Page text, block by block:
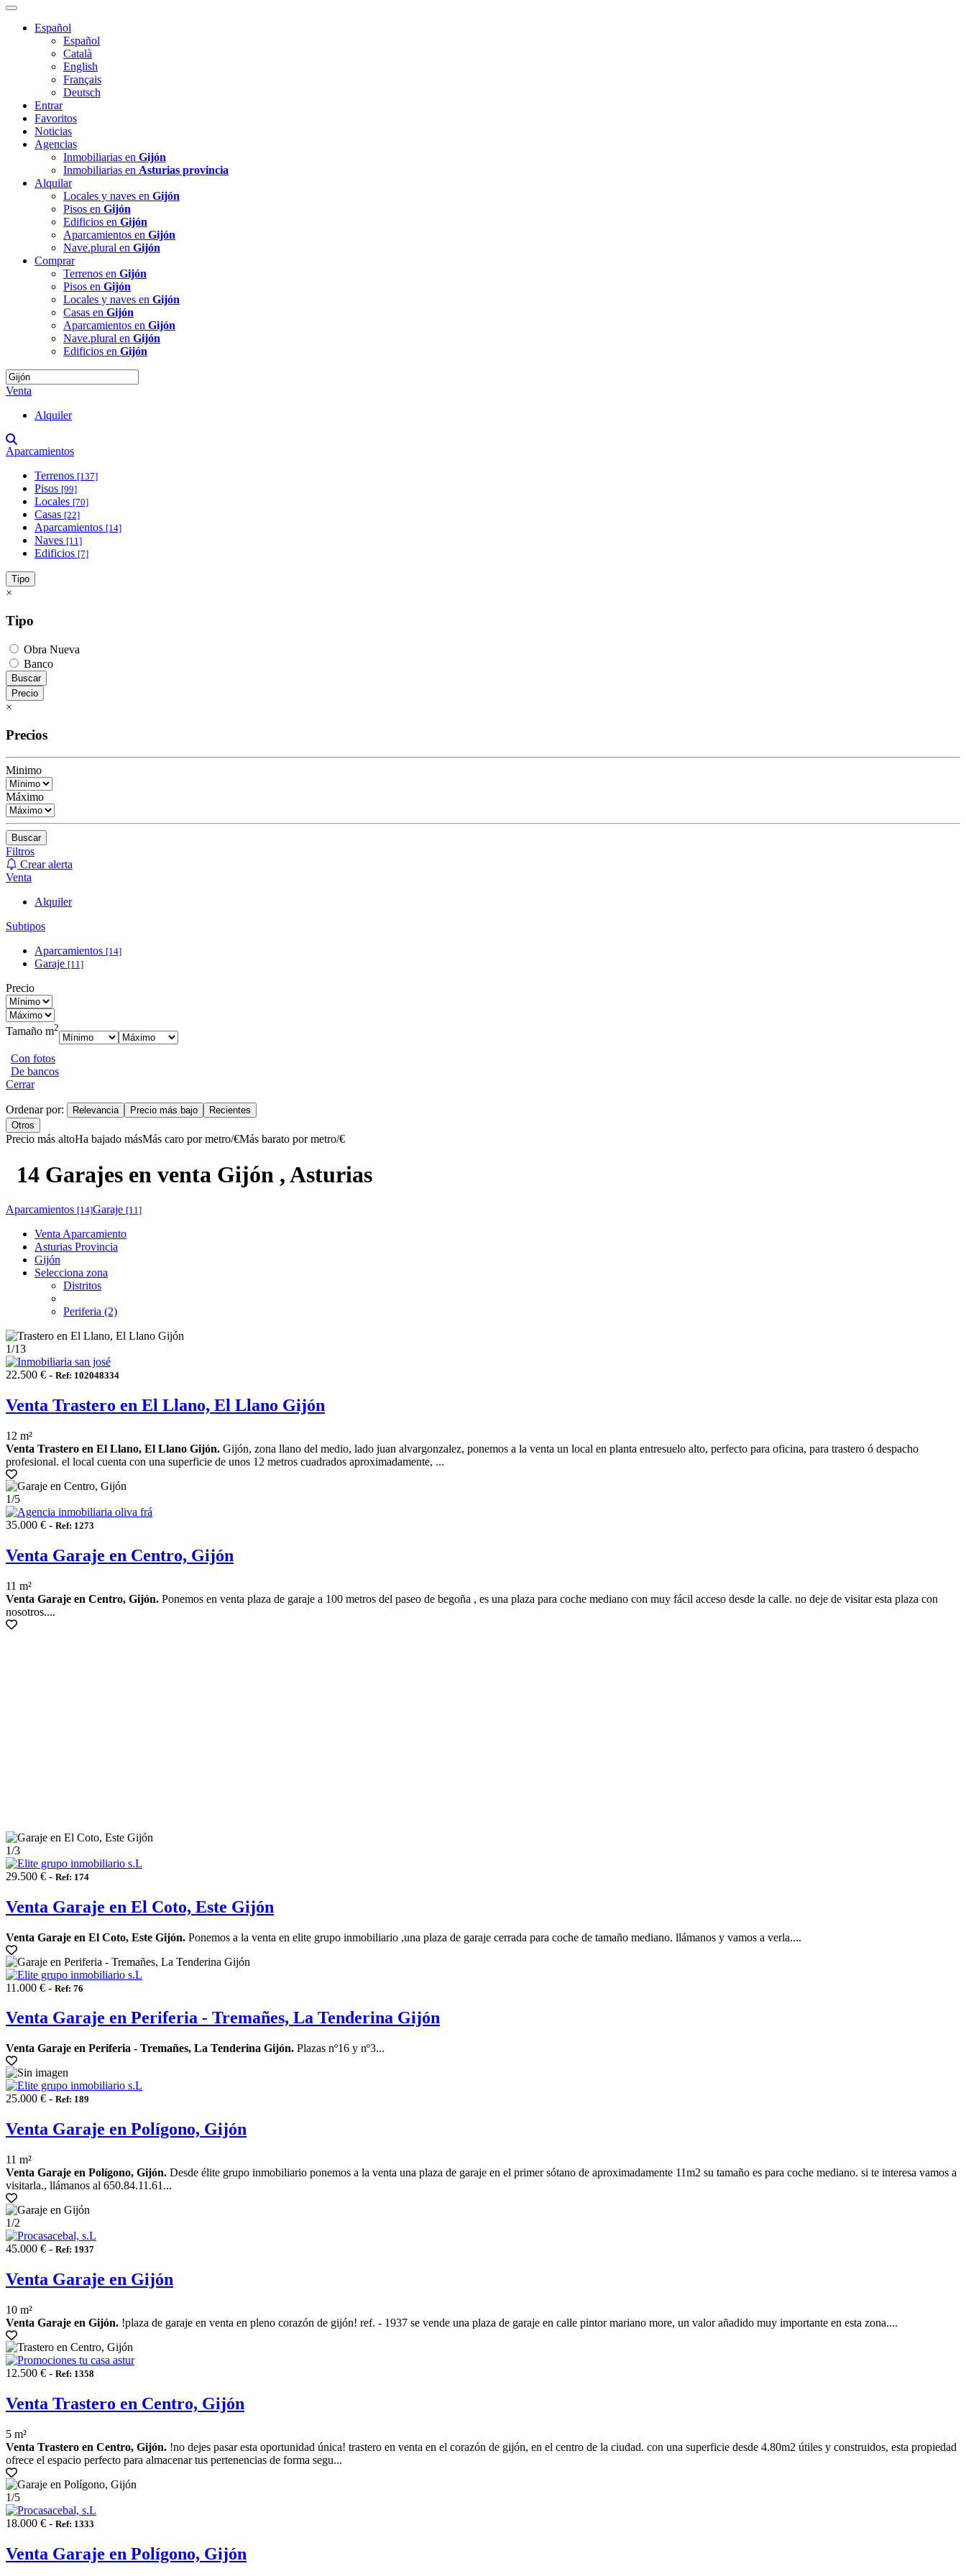
Español
Español
Català
English
Français
Deutsch
Entrar
Favoritos
Noticias
Agencias
Inmobiliarias en Gijón
Inmobiliarias en Asturias provincia
Alquilar
Locales y naves en Gijón
Pisos en Gijón
Edificios en Gijón
Aparcamientos en Gijón
Nave.plural en Gijón
Comprar
Terrenos en Gijón
Pisos en Gijón
Locales y naves en Gijón
Casas en Gijón
Aparcamientos en Gijón
Nave.plural en Gijón
Edificios en Gijón
Venta
Alquiler
Aparcamientos
Terrenos [137]
Pisos [99]
Locales [70]
Casas [22]
Aparcamientos [14]
Naves [11]
Edificios [7]
Tipo
×
Tipo
Obra Nueva
Banco
Buscar
Precio
×
Precios
Minimo
Máximo
Buscar
Filtros
Crear alerta
Venta
Alquiler
Subtipos
Aparcamientos [14]
Garaje [11]
Precio
Tamaño m2
Con fotos
De bancos
Cerrar
Ordenar por: Relevancia Precio más bajo
Recientes
Otros
Precio más altoHa bajado másMás caro por metro/€Más barato por metro/€
14 Garajes en venta Gijón , Asturias
Aparcamientos [14]Garaje [11]
Venta Aparcamiento
Asturias Provincia
Gijón
Selecciona zona
Distritos
Periferia (2)
1/13
22.500 € - Ref: 102048334
Venta Trastero en El Llano, El Llano Gijón
12 m²
Venta Trastero en El Llano, El Llano Gijón. Gijón, zona llano del medio, lado juan alvargonzalez, ponemos a la venta un local en planta entresuelo alto, perfecto para oficina, para trastero ó despacho
profesional. el local cuenta con una superficie de unos 12 metros cuadrados aproximadamente, ...
1/5
35.000 € - Ref: 1273
Venta Garaje en Centro, Gijón
11 m²
Venta Garaje en Centro, Gijón. Ponemos en venta plaza de garaje a 100 metros del paseo de begoña , es una plaza para coche mediano con muy fácil acceso desde la calle. no deje de visitar esta plaza con
nosotros....
1/3
29.500 € - Ref: 174
Venta Garaje en El Coto, Este Gijón
Venta Garaje en El Coto, Este Gijón. Ponemos a la venta en elite grupo inmobiliario ,una plaza de garaje cerrada para coche de tamaño mediano. llámanos y vamos a verla....
11.000 € - Ref: 76
Venta Garaje en Periferia - Tremañes, La Tenderina Gijón
Venta Garaje en Periferia - Tremañes, La Tenderina Gijón. Plazas nº16 y nº3...
25.000 € - Ref: 189
Venta Garaje en Polígono, Gijón
11 m²
Venta Garaje en Polígono, Gijón. Desde élite grupo inmobiliario ponemos a la venta una plaza de garaje en el primer sótano de aproximadamente 11m2 su tamaño es para coche mediano. si te interesa vamos a
visitarla., llámanos al 650.84.11.61...
1/2
45.000 € - Ref: 1937
Venta Garaje en Gijón
10 m²
Venta Garaje en Gijón. !plaza de garaje en venta en pleno corazón de gijón! ref. - 1937 se vende una plaza de garaje en calle pintor mariano more, un valor añadido muy importante en esta zona....
12.500 € - Ref: 1358
Venta Trastero en Centro, Gijón
5 m²
Venta Trastero en Centro, Gijón. !no dejes pasar esta oportunidad única! trastero en venta en el corazón de gijón, en el centro de la ciudad. con una superficie desde 4.80m2 útiles y construidos, esta propiedad
ofrece el espacio perfecto para almacenar tus pertenencias de forma segu...
1/5
18.000 € - Ref: 1333
Venta Garaje en Polígono, Gijón